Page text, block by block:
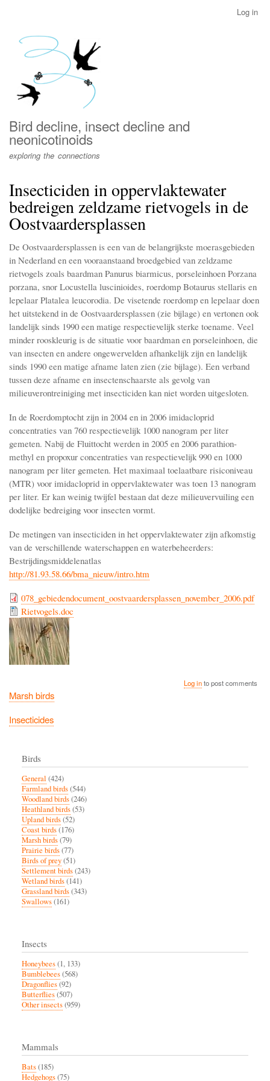
menu
Log in
Bird decline, insect decline and
neonicotinoids
exploring the connections
Insecticiden in oppervlaktewater
bedreigen zeldzame rietvogels in de
Oostvaardersplassen
De Oostvaardersplassen is een van de belangrijkste moerasgebieden
in Nederland en een vooraanstaand broedgebied van zeldzame
rietvogels zoals baardman Panurus biarmicus, porseleinhoen Porzana
porzana, snor Locustella luscinioides, roerdomp Botaurus stellaris en
lepelaar Platalea leucorodia. De visetende roerdomp en lepelaar doen
het uitstekend in de Oostvaardersplassen (zie bijlage) en vertonen ook
landelijk sinds 1990 een matige respectievelijk sterke toename. Veel
minder rooskleurig is de situatie voor baardman en porseleinhoen, die
van insecten en andere ongewervelden afhankelijk zijn en landelijk
sinds 1990 een matige afname laten zien (zie bijlage). Een verband
tussen deze afname en insectenschaarste als gevolg van
milieuverontreiniging met insecticiden kan niet worden uitgesloten.
In de Roerdomptocht zijn in 2004 en in 2006 imidacloprid
concentraties van 760 respectievelijk 1000 nanogram per liter
gemeten. Nabij de Fluittocht werden in 2005 en 2006 parathion-
methyl en propoxur concentraties van respectievelijk 990 en 1000
nanogram per liter gemeten. Het maximaal toelaatbare risiconiveau
(MTR) voor imidacloprid in oppervlaktewater was toen 13 nanogram
per liter. Er kan weinig twijfel bestaan dat deze milieuvervuiling een
dodelijke bedreiging voor insecten vormt.
De metingen van insecticiden in het oppervlaktewater zijn afkomstig
van de verschillende waterschappen en waterbeheerders:
Bestrijdingsmiddelenatlas
http://81.93.58.66/bma_nieuw/intro.htm
078_gebiedendocument_oostvaardersplassen_november_2006.pdf
Rietvogels.doc
Log into post comments
Marsh birds
Insecticides
Birds
General (424)
Farmland birds(544)
Woodland birds(246)
Heathland birds(53)
Upland birds(52)
Coast birds(176)
Marsh birds(79)
Prairie birds(77)
Birds of prey(51)
Settlement birds(243)
Wetland birds(141)
Grassland birds(343)
Swallows(161)
Insects
Honeybees(1, 133)
Bumblebees(568)
Dragonflies(92)
Butterflies(507)
Other insects(959)
Mammals
Bats(185)
Hedgehogs(75)